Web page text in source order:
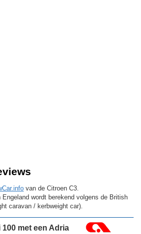
van de Citroen C3.
Engeland wordt berekend volgens de British
caravan / kerbweight car).
met een Adria